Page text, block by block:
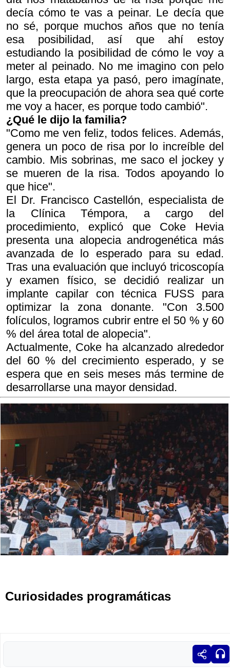
decía cómo te vas a peinar. Le decía que
no sé, porque muchos años que no tenía
esa posibilidad, así que ahí estoy
estudiando la posibilidad de cómo le voy a
meter al peinado. No me imagino con pelo
largo, esta etapa ya pasó, pero imagínate,
que la preocupación de ahora sea qué corte
me voy a hacer, es porque todo cambió".
¿Qué le dijo la familia?
"Como me ven feliz, todos felices. Además,
genera un poco de risa por lo increíble del
cambio. Mis sobrinas, me saco el jockey y
se mueren de la risa. Todos apoyando lo
que hice".
El Dr. Francisco Castellón, especialista de
la Clínica Témpora, a cargo del
procedimiento, explicó que Coke Hevia
presenta una alopecia androgenética más
avanzada de lo esperado para su edad.
Tras una evaluación que incluyó tricoscopía
y examen físico, se decidió realizar un
implante capilar con técnica FUSS para
optimizar la zona donante. "Con 3.500
folículos, logramos cubrir entre el 50 % y 60
% del área total de alopecia".
Actualmente, Coke ha alcanzado alrededor
del 60 % del crecimiento esperado, y se
espera que en seis meses más termine de
desarrollarse una mayor densidad.
Curiosidades programáticas